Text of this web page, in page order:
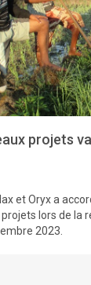
projets
et Oryx a
lors de la
2023.